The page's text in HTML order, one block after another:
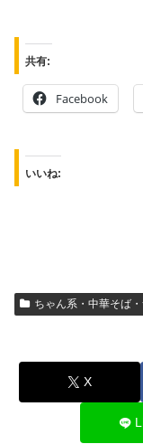
共有:
Facebook
いいね:
ちゃん系・中華そば
X